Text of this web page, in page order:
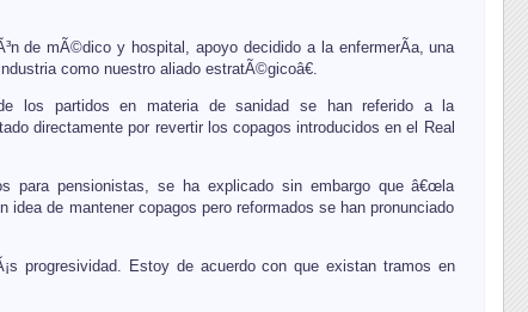
de mÃ©dico y hospital, apoyo decidido a la enfermerÃ­a, una
como nuestro aliado estratÃ©gicoâ€.
los partidos en materia de sanidad se han referido a la
directamente por revertir los copagos introducidos en el Real
para pensionistas, se ha explicado sin embargo que â€œla
idea de mantener copagos pero reformados se han pronunciado
progresividad. Estoy de acuerdo con que existan tramos en